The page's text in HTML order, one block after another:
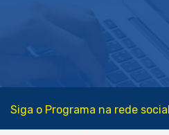
Siga o Programa na rede